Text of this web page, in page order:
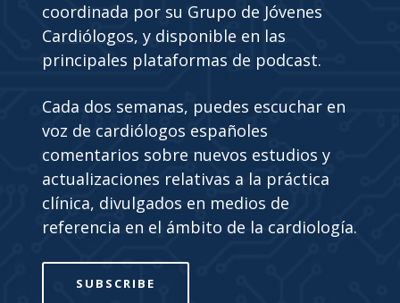
coordinada por su Grupo de Jóvenes
Cardiólogos, y disponible en las
principales plataformas de podcast.
Cada dos semanas, puedes escuchar en
voz de cardiólogos españoles
comentarios sobre nuevos estudios y
actualizaciones relativas a la práctica
clínica, divulgados en medios de
referencia en el ámbito de la cardiología.
SUBSCRIBE